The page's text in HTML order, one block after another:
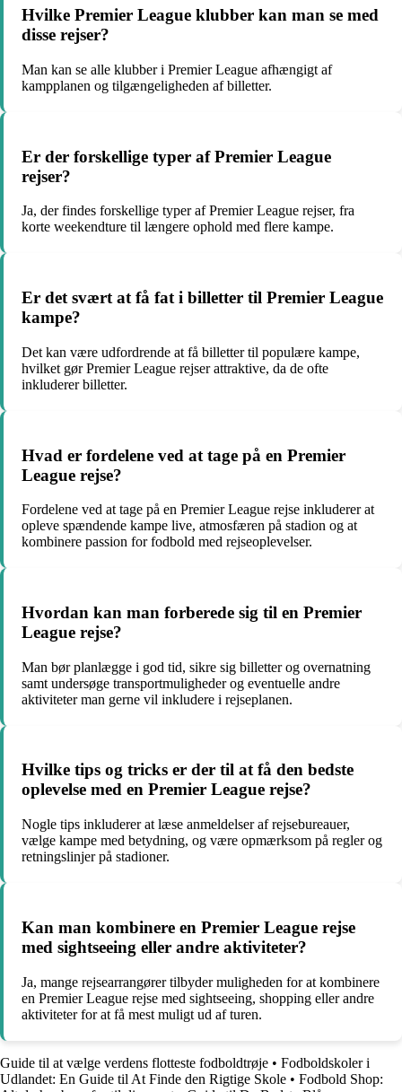
Hvilke Premier League klubber kan man se med
disse rejser?
Man kan se alle klubber i Premier League afhængigt af
kampplanen og tilgængeligheden af billetter.
Er der forskellige typer af Premier League
rejser?
Ja, der findes forskellige typer af Premier League rejser, fra
korte weekendture til længere ophold med flere kampe.
Er det svært at få fat i billetter til Premier League
kampe?
Det kan være udfordrende at få billetter til populære kampe,
hvilket gør Premier League rejser attraktive, da de ofte
inkluderer billetter.
Hvad er fordelene ved at tage på en Premier
League rejse?
Fordelene ved at tage på en Premier League rejse inkluderer at
opleve spændende kampe live, atmosfæren på stadion og at
kombinere passion for fodbold med rejseoplevelser.
Hvordan kan man forberede sig til en Premier
League rejse?
Man bør planlægge i god tid, sikre sig billetter og overnatning
samt undersøge transportmuligheder og eventuelle andre
aktiviteter man gerne vil inkludere i rejseplanen.
Hvilke tips og tricks er der til at få den bedste
oplevelse med en Premier League rejse?
Nogle tips inkluderer at læse anmeldelser af rejsebureauer,
vælge kampe med betydning, og være opmærksom på regler og
retningslinjer på stadioner.
Kan man kombinere en Premier League rejse
med sightseeing eller andre aktiviteter?
Ja, mange rejsearrangører tilbyder muligheden for at kombinere
en Premier League rejse med sightseeing, shopping eller andre
aktiviteter for at få mest muligt ud af turen.
Guide til at vælge verdens flotteste fodboldtrøje • Fodboldskoler i
Udlandet: En Guide til At Finde den Rigtige Skole • Fodbold Shop: